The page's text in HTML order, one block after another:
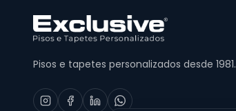
Pisos e tapetes personalizados desde 1981.